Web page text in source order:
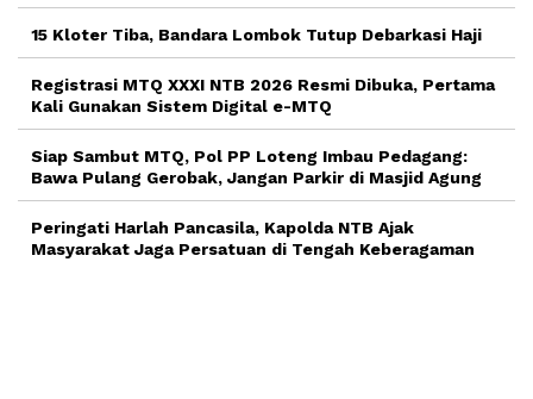
15 Kloter Tiba, Bandara Lombok Tutup Debarkasi Haji
Registrasi MTQ XXXI NTB 2026 Resmi Dibuka, Pertama
Kali Gunakan Sistem Digital e-MTQ
Siap Sambut MTQ, Pol PP Loteng Imbau Pedagang:
Bawa Pulang Gerobak, Jangan Parkir di Masjid Agung
Peringati Harlah Pancasila, Kapolda NTB Ajak
Masyarakat Jaga Persatuan di Tengah Keberagaman